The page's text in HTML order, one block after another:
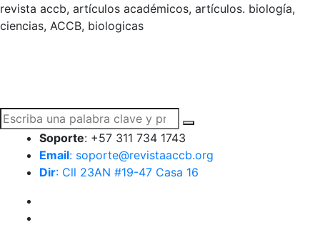
revista accb, artículos académicos, artículos. biología,
ciencias, ACCB, biologicas
Soporte: +57 311 734 1743
Email: soporte@revistaaccb.org
Dir: Cll 23AN #19-47 Casa 16